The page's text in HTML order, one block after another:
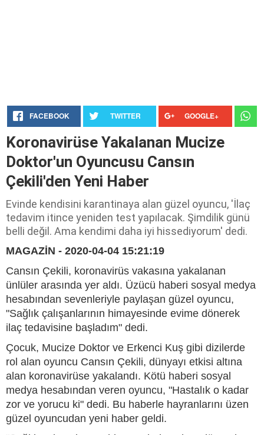
FACEBOOK TWITTER GOOGLE+
Koronavirüse Yakalanan Mucize
Doktor'un Oyuncusu Cansın
Çekili'den Yeni Haber
Evinde kendisini karantinaya alan güzel oyuncu, 'İlaç
tedavim itince yeniden test yapılacak. Şimdilik günü
belli değil. Ama kendimi daha iyi hissediyorum' dedi.
MAGAZİN - 2020-04-04 15:21:19
Cansın Çekili, koronavirüs vakasına yakalanan
ünlüler arasında yer aldı. Üzücü haberi sosyal medya
hesabından sevenleriyle paylaşan güzel oyuncu,
"Sağlık çalışanlarının himayesinde evime dönerek
ilaç tedavisine başladım" dedi.
Çocuk, Mucize Doktor ve Erkenci Kuş gibi dizilerde
rol alan oyuncu Cansın Çekili, dünyayı etkisi altına
alan koronavirüse yakalandı. Kötü haberi sosyal
medya hesabından veren oyuncu, "Hastalık o kadar
zor ve yorucu ki" dedi. Bu haberle hayranlarını üzen
güzel oyuncudan yeni haber geldi.